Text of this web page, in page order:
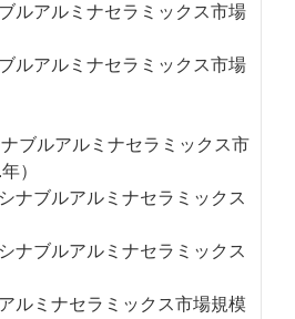
ルアルミナセラミックス市場
ルアルミナセラミックス市場
ブルアルミナセラミックス市
）
ナブルアルミナセラミックス
ナブルアルミナセラミックス
ルミナセラミックス市場規模